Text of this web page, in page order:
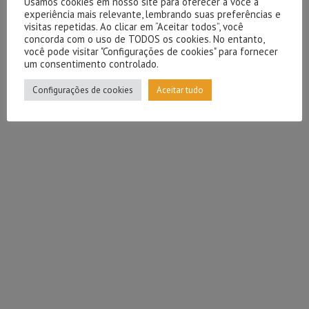
experiência mais relevante, lembrando suas preferências e
visitas repetidas. Ao clicar em “Aceitar todos”, você
concorda com o uso de TODOS os cookies. No entanto,
você pode visitar "Configurações de cookies" para fornecer
um consentimento controlado.
Configurações de cookies Aceitar tudo